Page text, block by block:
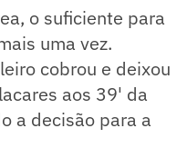
o suficiente para
uma vez.
cobrou e deixou
aos 39' da
a decisão para a